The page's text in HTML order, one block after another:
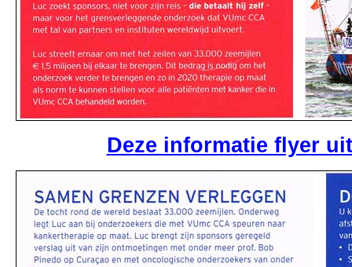
Deze informatie flyer